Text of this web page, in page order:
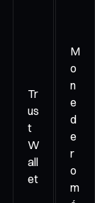
Tr
us
t
W
all
et
M
o
n
e
d
e
r
o
m